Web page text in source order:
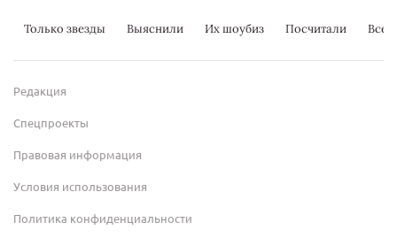
Только звезды Выяснили Их шоубиз Посчитали
Редакция
Спецпроекты
Правовая информация
Условия использования
Политика конфиденциальности